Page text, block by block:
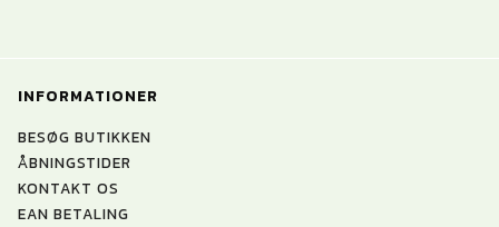
INFORMATIONER
BESØG BUTIKKEN
ÅBNINGSTIDER
KONTAKT OS
EAN BETALING